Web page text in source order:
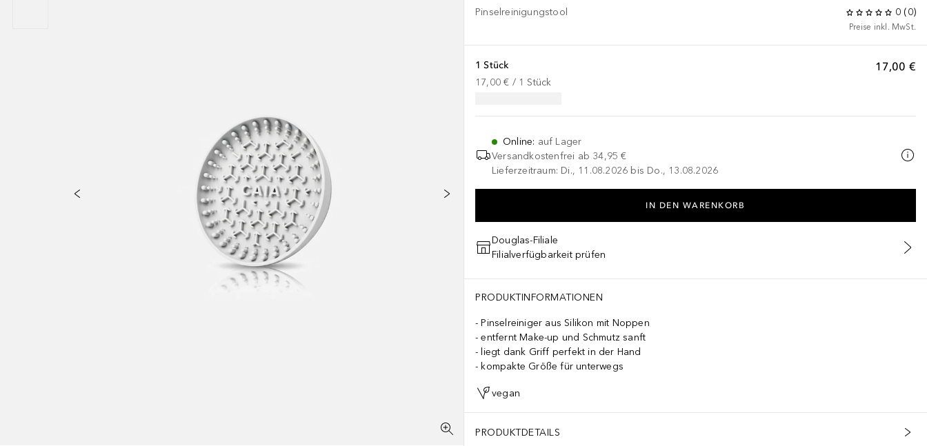
Pinselreinigungstool 0 (0)
Preise inkl. MwSt.
17,00 €
1 Stück
17,00 € / 1 Stück
Online: auf Lager
Versandkostenfrei ab 34,95 €
Lieferzeitraum: Di., 11.08.2026 bis Do., 13.08.2026
IN DEN WARENKORB
Douglas-Filiale
Filialverfügbarkeit prüfen
PRODUKTINFORMATIONEN
Pinselreiniger aus Silikon mit Noppen
entfernt Make-up und Schmutz sanft
liegt dank Griff perfekt in der Hand
kompakte Größe für unterwegs
vegan
PRODUKTDETAILS